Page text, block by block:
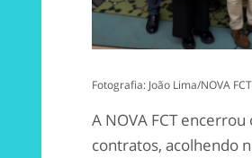
Fotografia: João Lima/NOVA FCT
A NOVA FCT
contratos, acolhendo